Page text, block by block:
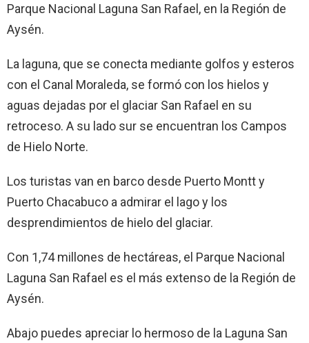
Parque Nacional Laguna San Rafael, en la Región de
Aysén.
La laguna, que se conecta mediante golfos y esteros
con el Canal Moraleda, se formó con los hielos y
aguas dejadas por el glaciar San Rafael en su
retroceso. A su lado sur se encuentran los Campos
de Hielo Norte.
Los turistas van en barco desde Puerto Montt y
Puerto Chacabuco a admirar el lago y los
desprendimientos de hielo del glaciar.
Con 1,74 millones de hectáreas, el Parque Nacional
Laguna San Rafael es el más extenso de la Región de
Aysén.
Abajo puedes apreciar lo hermoso de la Laguna San